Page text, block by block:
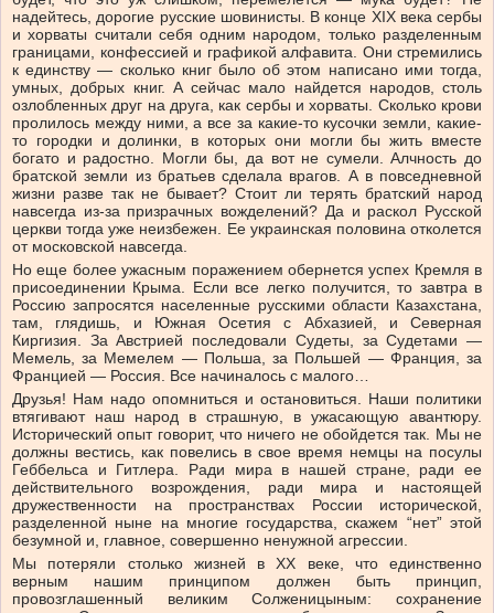
надейтесь, дорогие русские шовинисты. В конце XIX века сербы
и хорваты считали себя одним народом, только разделенным
границами, конфессией и графикой алфавита. Они стремились
к единству — сколько книг было об этом написано ими тогда,
умных, добрых книг. А сейчас мало найдется народов, столь
озлобленных друг на друга, как сербы и хорваты. Сколько крови
пролилось между ними, а все за какие-то кусочки земли, какие-
то городки и долинки, в которых они могли бы жить вместе
богато и радостно. Могли бы, да вот не сумели. Алчность до
братской земли из братьев сделала врагов. А в повседневной
жизни разве так не бывает? Стоит ли терять братский народ
навсегда из-за призрачных вожделений? Да и раскол Русской
церкви тогда уже неизбежен. Ее украинская половина отколется
от московской навсегда.
Но еще более ужасным поражением обернется успех Кремля в
присоединении Крыма. Если все легко получится, то завтра в
Россию запросятся населенные русскими области Казахстана,
там, глядишь, и Южная Осетия с Абхазией, и Северная
Киргизия. За Австрией последовали Судеты, за Судетами —
Мемель, за Мемелем — Польша, за Польшей — Франция, за
Францией — Россия. Все начиналось с малого…
Друзья! Нам надо опомниться и остановиться. Наши политики
втягивают наш народ в страшную, в ужасающую авантюру.
Исторический опыт говорит, что ничего не обойдется так. Мы не
должны вестись, как повелись в свое время немцы на посулы
Геббельса и Гитлера. Ради мира в нашей стране, ради ее
действительного возрождения, ради мира и настоящей
дружественности на пространствах России исторической,
разделенной ныне на многие государства, скажем “нет” этой
безумной и, главное, совершенно ненужной агрессии.
Мы потеряли столько жизней в ХХ веке, что единственно
верным нашим принципом должен быть принцип,
провозглашенный великим Солженицыным: сохранение